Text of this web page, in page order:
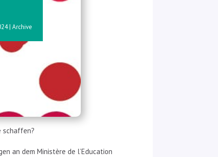
| Archive
schaffen?
an dem Ministère de l’Education